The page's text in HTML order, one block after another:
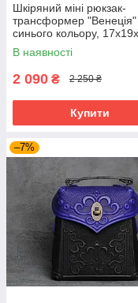
Шкіряний міні рюкзак-
трансформер "Венеція"
синього кольору,
В наявності
2 090 ₴ 2 250 ₴
Купити
–7%